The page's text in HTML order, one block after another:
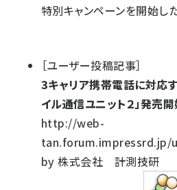
特別キャンペーンを開始した
［ユーザー投稿記事］
3キャリア携帯電話に対応
イル通信ユニット２」発売
http://web-
tan.forum.impressrd.jp/
by 株式会社 計測技研